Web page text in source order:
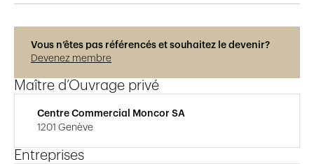
Vous n’êtes pas référencés et souhaitez le devenir?
Devenez membre
Maître d’Ouvrage privé
Centre Commercial Moncor SA
1201 Genève
Entreprises